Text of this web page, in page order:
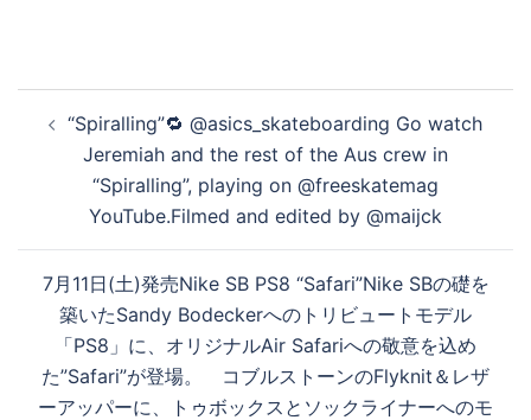
ー
ン
“Spiralling”🔁 @asics_skateboarding Go watch
Jeremiah and the rest of the Aus crew in
“Spiralling”, playing on @freeskatemag
YouTube.Filmed and edited by @maijck
7月11日(土)発売Nike SB PS8 “Safari”Nike SBの礎を
築いたSandy Bodeckerへのトリビュートモデル
「PS8」に、オリジナルAir Safariへの敬意を込め
た”Safari”が登場。 コブルストーンのFlyknit＆レザ
ーアッパーに、トゥボックスとソックライナーへのモ